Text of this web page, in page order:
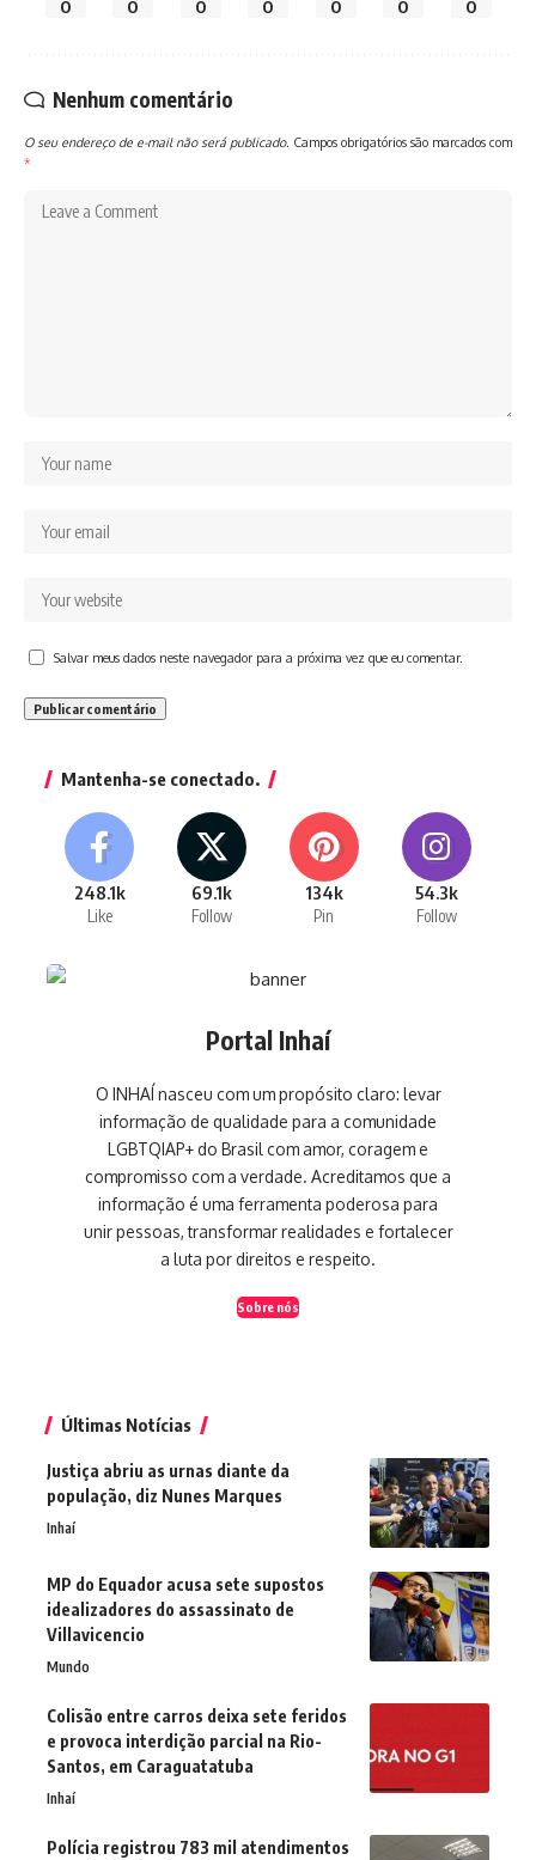
0 0 0 0 0 0 0
Nenhum comentário
O seu endereço de e-mail não será publicado. Campos obrigatórios são marcados com
*
Salvar meus dados neste navegador para a próxima vez que eu comentar.
Mantenha-se conectado.
248.1k
Like
69.1k
Follow
134k
Pin
54.3k
Follow
Portal Inhaí
O INHAÍ nasceu com um propósito claro: levar
informação de qualidade para a comunidade
LGBTQIAP+ do Brasil com amor, coragem e
compromisso com a verdade. Acreditamos que a
informação é uma ferramenta poderosa para
unir pessoas, transformar realidades e fortalecer
a luta por direitos e respeito.
Sobre nós
Últimas Notícias
Justiça abriu as urnas diante da
população, diz Nunes Marques
Inhaí
MP do Equador acusa sete supostos
idealizadores do assassinato de
Villavicencio
Mundo
Colisão entre carros deixa sete feridos
e provoca interdição parcial na Rio-
Santos, em Caraguatatuba
Inhaí
Polícia registrou 783 mil atendimentos